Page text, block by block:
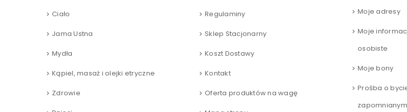
Ciało
Jama Ustna
Mydła
Kąpiel, masaż i olejki etryczne
Zdrowie
Regulaminy
Sklep Stacjonarny
Koszt Dostawy
Kontakt
Oferta produktów na wagę
Moje adresy
Moje
osobiste
Moje bony
Prośba o
zapomnianym